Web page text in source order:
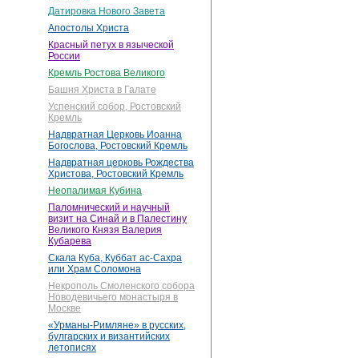
Датировка Нового Завета
Апостолы Христа
Красный петух в языческой
России
Кремль Ростова Великого
Башня Христа в Галате
Успенский собор, Ростовский
Кремль
Надвратная Церковь Иоанна
Богослова, Ростовский Кремль
Надвратная церковь Рождества
Христова, Ростовский Кремль
Неопалимая Кубина
Паломнический и научный
визит на Синай и в Палестину
Великого Князя Валерия
Кубарева
Скала Куба, Куббат ас-Сахра
или Храм Соломона
Некрополь Смоленского собора
Новодевичьего монастыря в
Москве
«Урманы-Римляне» в русских,
булгарских и византийских
летописях